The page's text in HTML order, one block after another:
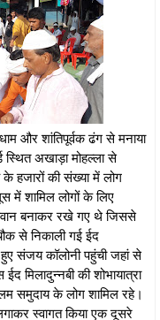
और शांतिपूर्वक ढंग से मनाया
स्थित अखाड़ा मोहल्ला से
हजारों की संख्या में लोग
शामिल लोगों के लिए
बनाकर रखे गए थे जिससे
से निकाली गई ईद
हुए संजय कॉलोनी पहुंची जहां से
मिलादुन्नबी की शोभायात्रा
समुदाय के लोग शामिल रहे।
स्वागत किया एक दूसरे